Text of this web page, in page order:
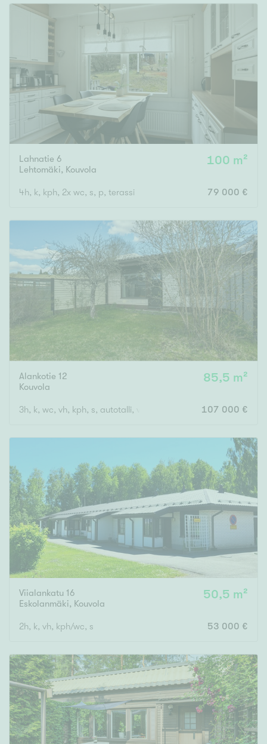
Lahnatie 6
Lehtomäki, Kouvola
100 m²
4h, k, kph, 2x wc, s, p, terassi 79 000 €
Alankotie 12
Kouvola
85,5 m²
3h, k, wc, vh, kph, s, autotalli, varasto 107 000 €
Viialankatu 16
Eskolanmäki, Kouvola
50,5 m²
2h, k, vh, kph/wc, s 53 000 €